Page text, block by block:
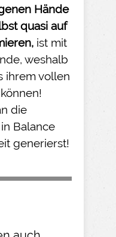
Hände
quasi auf
ist mit
weshalb
ihrem vollen
die
Balance
generierst!